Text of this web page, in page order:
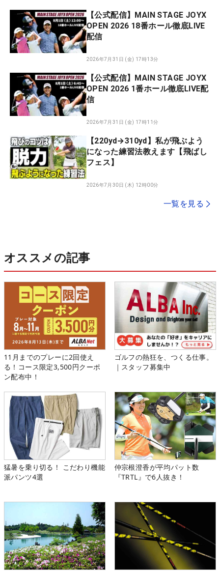
【公式配信】MAIN STAGE JOYX
OPEN 2026 18番ホール徹底LIVE
配信
2026年7月31日 (金) 17時13分
【公式配信】MAIN STAGE JOYX
OPEN 2026 1番ホール徹底LIVE配
信
2026年7月31日 (金) 17時11分
【220yd→310yd】私が飛ぶよう
になった練習法教えます【飛ばし
フェス】
2026年7月30日 (木) 12時00分
一覧を見る
オススメの記事
11月までのプレーに2回使え
る！コース限定3,500円クーポ
ン配布中！
ゴルフの熱狂を、つくる仕事。
｜スタッフ募集中
猛暑を乗り切る！ こだわり機能
派パンツ4選
仲宗根澄香が平均パット数
『TRTL』で6人抜き！